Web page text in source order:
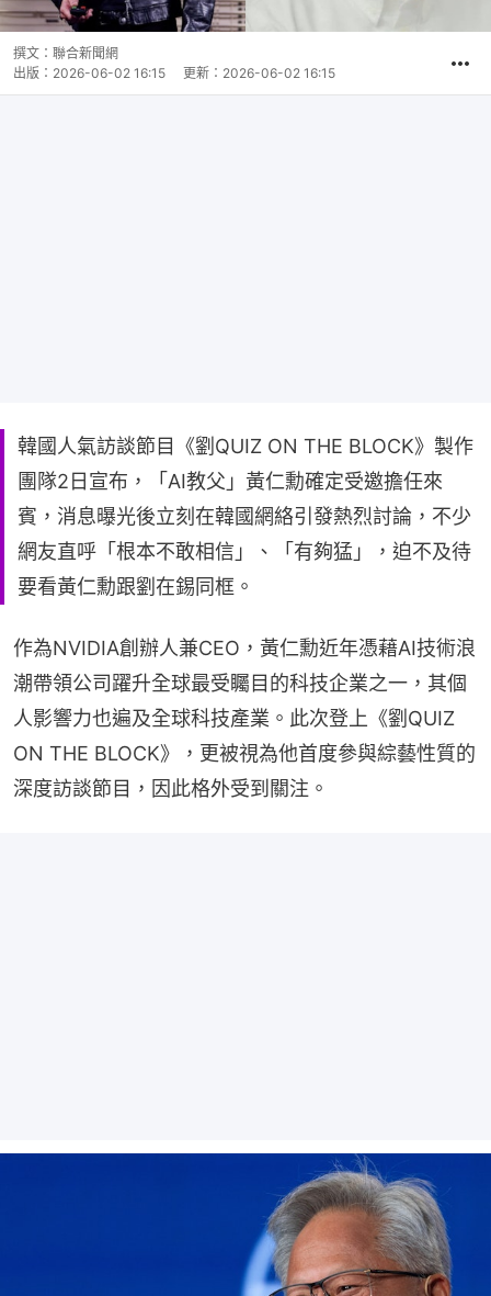
撰文： 聯合新聞網
出版： 2026-06-02 16:15 更新： 2026-06-02 16:15
韓國人氣訪談節目《劉QUIZ ON THE BLOCK》製作
團隊2日宣布，「AI教父」黃仁勳確定受邀擔任來
賓，消息曝光後立刻在韓國網絡引發熱烈討論，不少
網友直呼「根本不敢相信」、「有夠猛」，迫不及待
要看黃仁勳跟劉在錫同框。
作為NVIDIA創辦人兼CEO，黃仁勳近年憑藉AI技術浪
潮帶領公司躍升全球最受矚目的科技企業之一，其個
人影響力也遍及全球科技產業。此次登上《劉QUIZ
ON THE BLOCK》，更被視為他首度參與綜藝性質的
深度訪談節目，因此格外受到關注。